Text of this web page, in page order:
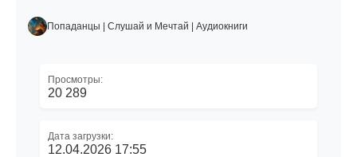
Попаданцы | Слушай и Мечтай | Аудиокниги
Просмотры:
20 289
Дата загрузки:
12.04.2026 17:55